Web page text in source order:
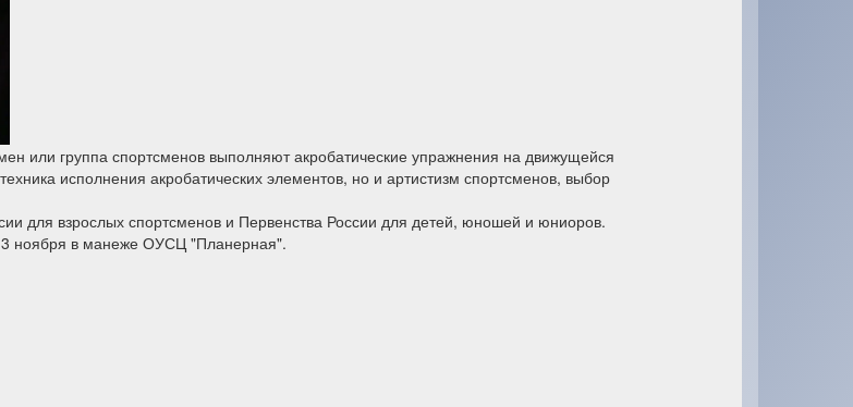
или группа спортсменов выполняют акробатические упражнения на движущейся
исполнения акробатических элементов, но и артистизм спортсменов, выбор
для взрослых спортсменов и Первенства России для детей, юношей и юниоров.
3 ноября в манеже ОУСЦ "Планерная".